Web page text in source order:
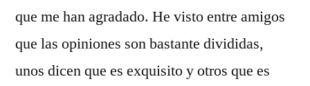
que me han agradado. He visto entre amigos
que las opiniones son bastante divididas,
unos dicen que es exquisito y otros que es